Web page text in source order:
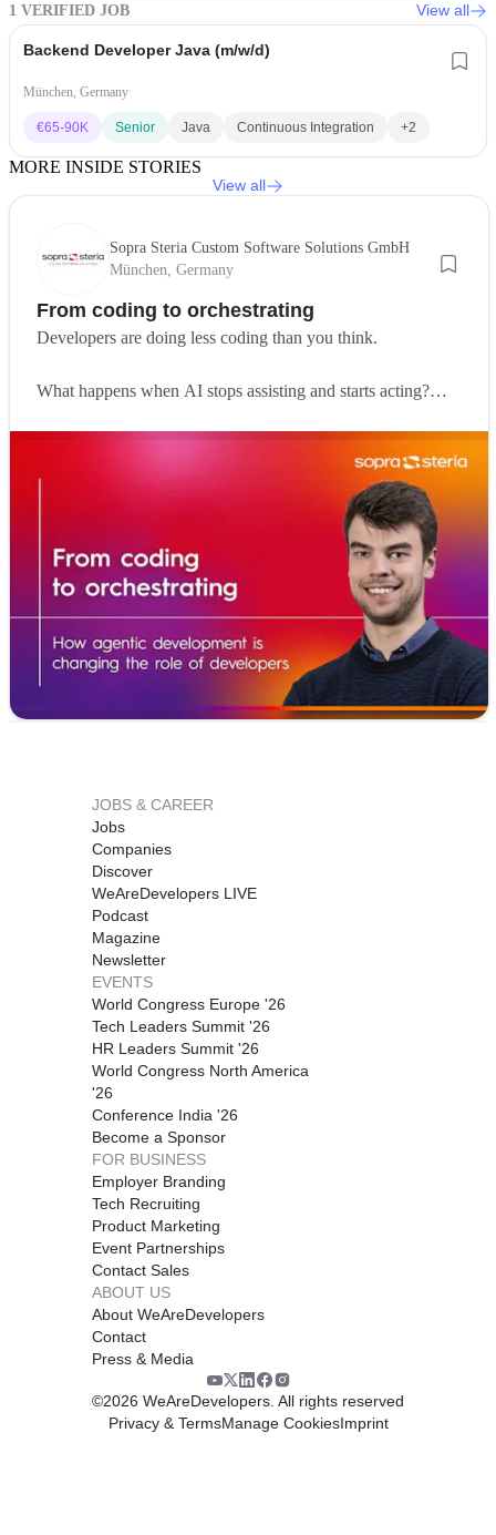
1 VERIFIED JOB View all
Backend Developer Java (m/w/d)
München, Germany
€65-90K Senior Java Continuous Integration +2
MORE INSIDE STORIES
View all
Sopra Steria Custom Software Solutions GmbH
München, Germany
From coding to orchestrating
Developers are doing less coding than you think.
What happens when AI stops assisting and starts acting?
Instead of writing every line of code, developers increasingly
define problems, set boundaries and guide AI systems that
In this article, Viktor Van Steenweghen
shares how his role
is evolving in practice. From running multiple AI agents in
parallel to focusing more on orchestration than execution, his
experience offers a clear view of where development is
heading.
https://lnkd.in/euhTJy7X
JOBS & CAREER
Jobs
Companies
Discover
WeAreDevelopers LIVE
Podcast
Magazine
Newsletter
EVENTS
World Congress Europe '26
Tech Leaders Summit '26
HR Leaders Summit '26
World Congress North America
'26
Conference India '26
Become a Sponsor
FOR BUSINESS
Employer Branding
Tech Recruiting
Product Marketing
Event Partnerships
Contact Sales
ABOUT US
About WeAreDevelopers
Contact
Press & Media
©2026 WeAreDevelopers. All rights reserved
Privacy & TermsManage CookiesImprint